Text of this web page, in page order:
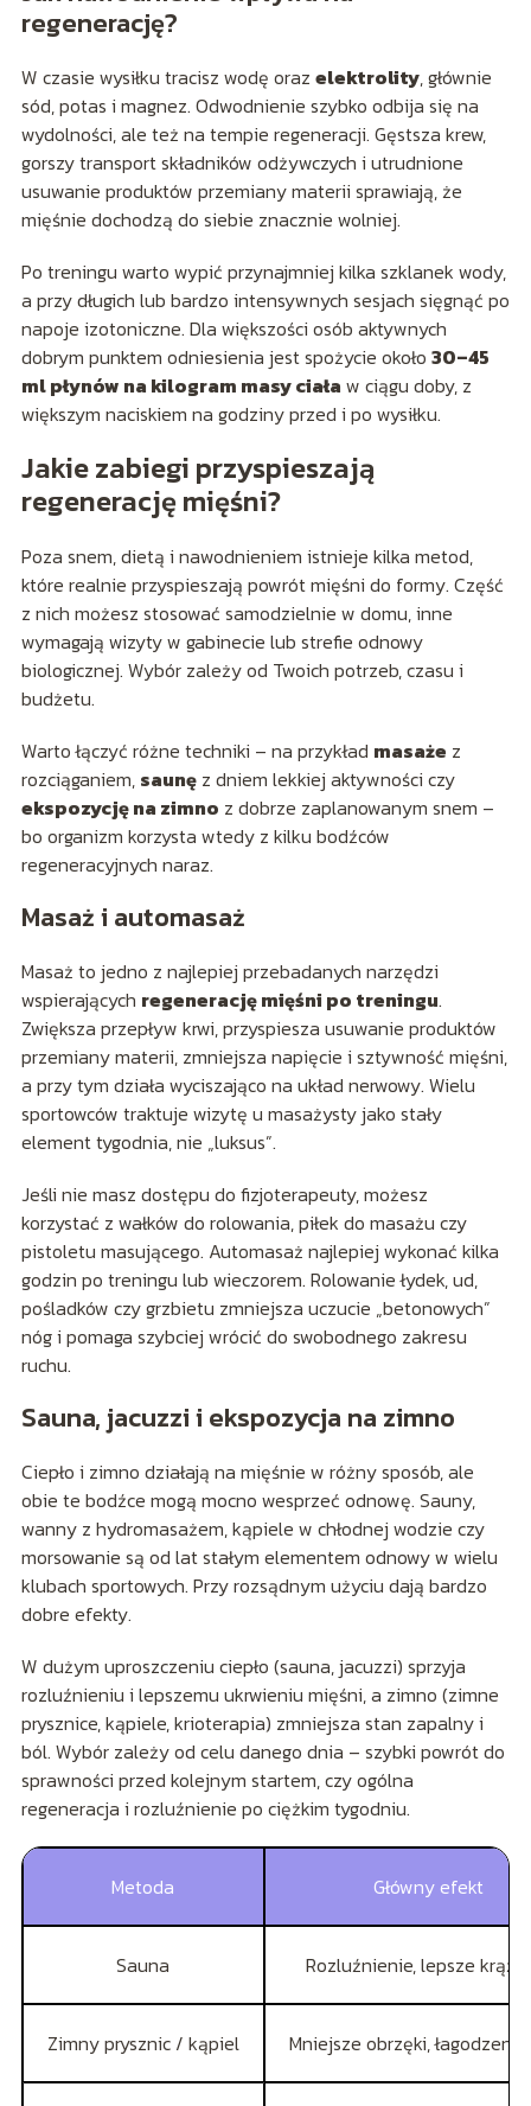
regenerację?
W czasie wysiłku tracisz wodę oraz elektrolity, głównie
sód, potas i magnez. Odwodnienie szybko odbija się na
wydolności, ale też na tempie regeneracji. Gęstsza krew,
gorszy transport składników odżywczych i utrudnione
usuwanie produktów przemiany materii sprawiają, że
mięśnie dochodzą do siebie znacznie wolniej.
Po treningu warto wypić przynajmniej kilka szklanek wody,
a przy długich lub bardzo intensywnych sesjach sięgnąć po
napoje izotoniczne. Dla większości osób aktywnych
dobrym punktem odniesienia jest spożycie około 30–45
ml płynów na kilogram masy ciała w ciągu doby, z
większym naciskiem na godziny przed i po wysiłku.
Jakie zabiegi przyspieszają
regenerację mięśni?
Poza snem, dietą i nawodnieniem istnieje kilka metod,
które realnie przyspieszają powrót mięśni do formy. Część
z nich możesz stosować samodzielnie w domu, inne
wymagają wizyty w gabinecie lub strefie odnowy
biologicznej. Wybór zależy od Twoich potrzeb, czasu i
budżetu.
Warto łączyć różne techniki – na przykład masaże z
rozciąganiem, saunęz dniem lekkiej aktywności czy
ekspozycję na zimno z dobrze zaplanowanym snem –
bo organizm korzysta wtedy z kilku bodźców
regeneracyjnych naraz.
Masaż i automasaż
Masaż to jedno z najlepiej przebadanych narzędzi
wspierających regenerację mięśni po treningu.
Zwiększa przepływ krwi, przyspiesza usuwanie produktów
przemiany materii, zmniejsza napięcie i sztywność mięśni,
a przy tym działa wyciszająco na układ nerwowy. Wielu
sportowców traktuje wizytę u masażysty jako stały
element tygodnia, nie „luksus”.
Jeśli nie masz dostępu do fizjoterapeuty, możesz
korzystać z wałków do rolowania, piłek do masażu czy
pistoletu masującego. Automasaż najlepiej wykonać kilka
godzin po treningu lub wieczorem. Rolowanie łydek, ud,
pośladków czy grzbietu zmniejsza uczucie „betonowych”
nóg i pomaga szybciej wrócić do swobodnego zakresu
ruchu.
Sauna, jacuzzi i ekspozycja na zimno
Ciepło i zimno działają na mięśnie w różny sposób, ale
obie te bodźce mogą mocno wesprzeć odnowę. Sauny,
wanny z hydromasażem, kąpiele w chłodnej wodzie czy
morsowanie są od lat stałym elementem odnowy w wielu
klubach sportowych. Przy rozsądnym użyciu dają bardzo
dobre efekty.
W dużym uproszczeniu ciepło (sauna, jacuzzi) sprzyja
rozluźnieniu i lepszemu ukrwieniu mięśni, a zimno (zimne
prysznice, kąpiele, krioterapia) zmniejsza stan zapalny i
ból. Wybór zależy od celu danego dnia – szybki powrót do
sprawności przed kolejnym startem, czy ogólna
regeneracja i rozluźnienie po ciężkim tygodniu.
Metoda Główny efekt
Sauna Rozluźnienie, lepsze
Zimny prysznic / kąpiel Mniejsze obrzęki,